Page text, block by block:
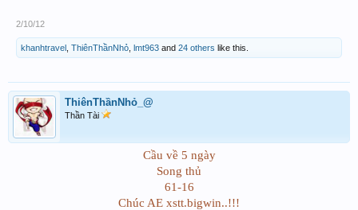
2/10/12
khanhtravel ThiênThầnNhỏ lmt963 and 24 others like this.
ThiênThầnNhỏ_@
Thần Tài
Cầu về 5 ngày
Song thủ
61-16
Chúc AE xstt.bigwin..!!!